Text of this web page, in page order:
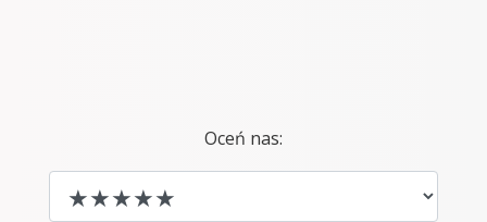
Oceń nas: